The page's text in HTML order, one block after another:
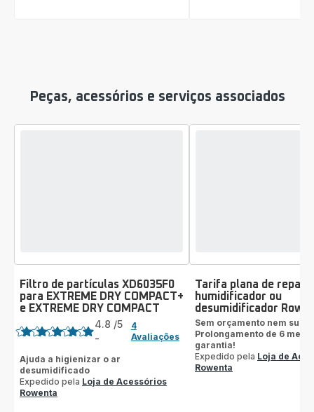
Peças, acessórios e serviços associados
Filtro de partículas XD6035F0
para EXTREME DRY COMPACT+
e EXTREME DRY COMPACT
Classificação
4.8 /5
-
4
Avaliações
Ajuda a higienizar o ar
desumidificado
Expedido pela Loja de Acessórios
Rowenta
Tarifa plana de
humidificador ou
desumidificador
Sem orçamento nem
Prolongamento de 6
garantia!
Expedido pela Loja de
Rowenta